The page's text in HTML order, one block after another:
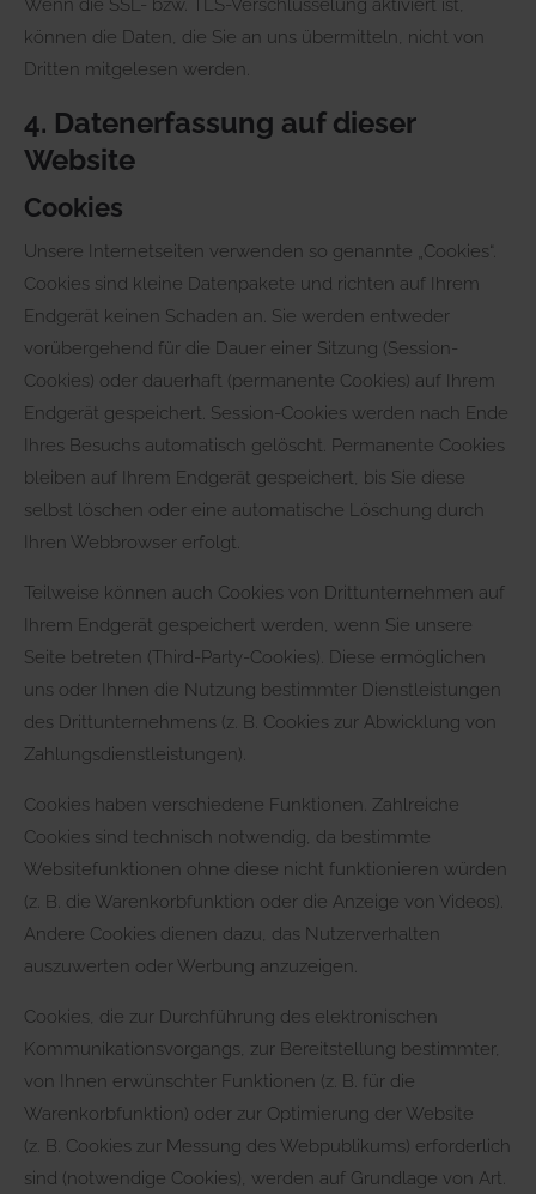
Wenn die SSL- bzw. TLS-Verschlüsselung aktiviert ist,
können die Daten, die Sie an uns übermitteln, nicht von
Dritten mitgelesen werden.
4. Datenerfassung auf dieser
Website
Cookies
Unsere Internetseiten verwenden so genannte „Cookies“.
Cookies sind kleine Datenpakete und richten auf Ihrem
Endgerät keinen Schaden an. Sie werden entweder
vorübergehend für die Dauer einer Sitzung (Session-
Cookies) oder dauerhaft (permanente Cookies) auf Ihrem
Endgerät gespeichert. Session-Cookies werden nach Ende
Ihres Besuchs automatisch gelöscht. Permanente Cookies
bleiben auf Ihrem Endgerät gespeichert, bis Sie diese
selbst löschen oder eine automatische Löschung durch
Ihren Webbrowser erfolgt.
Teilweise können auch Cookies von Drittunternehmen auf
Ihrem Endgerät gespeichert werden, wenn Sie unsere
Seite betreten (Third-Party-Cookies). Diese ermöglichen
uns oder Ihnen die Nutzung bestimmter Dienstleistungen
des Drittunternehmens (z. B. Cookies zur Abwicklung von
Zahlungsdienstleistungen).
Cookies haben verschiedene Funktionen. Zahlreiche
Cookies sind technisch notwendig, da bestimmte
Websitefunktionen ohne diese nicht funktionieren würden
(z. B. die Warenkorbfunktion oder die Anzeige von Videos).
Andere Cookies dienen dazu, das Nutzerverhalten
auszuwerten oder Werbung anzuzeigen.
Cookies, die zur Durchführung des elektronischen
Kommunikationsvorgangs, zur Bereitstellung bestimmter,
von Ihnen erwünschter Funktionen (z. B. für die
Warenkorbfunktion) oder zur Optimierung der Website
(z. B. Cookies zur Messung des Webpublikums) erforderlich
sind (notwendige Cookies), werden auf Grundlage von Art.